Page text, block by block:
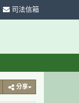
司法信箱
分享